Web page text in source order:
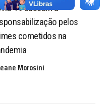
19 buscam a
pelos
cometidos na
Morosini